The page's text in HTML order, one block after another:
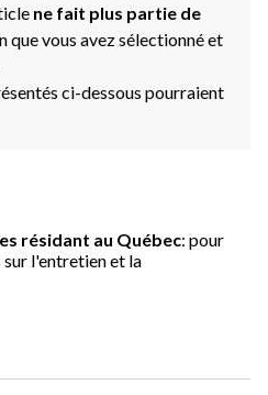
ne fait plus partie de
que vous avez sélectionné et
ci-dessous pourraient
résidant au Québec: pour
l'entretien et la